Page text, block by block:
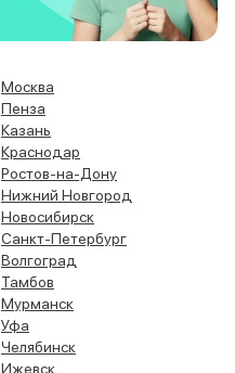
Москва
Пенза
Казань
Краснодар
Ростов-на-Дону
Нижний Новгород
Новосибирск
Санкт-Петербург
Волгоград
Тамбов
Мурманск
Уфа
Челябинск
Ижевск